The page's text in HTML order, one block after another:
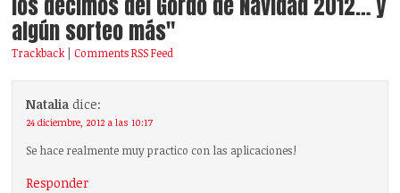
los décimos del Gordo de Navidad 2012… y
algún sorteo más"
Trackback|Comments RSS Feed
Natalia dice:
24 diciembre, 2012 a las 10:17
Se hace realmente muy practico con las aplicaciones!
Responder